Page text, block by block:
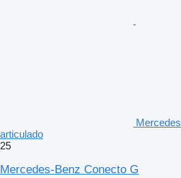
articulado
25
Mercedes-Benz Conecto G